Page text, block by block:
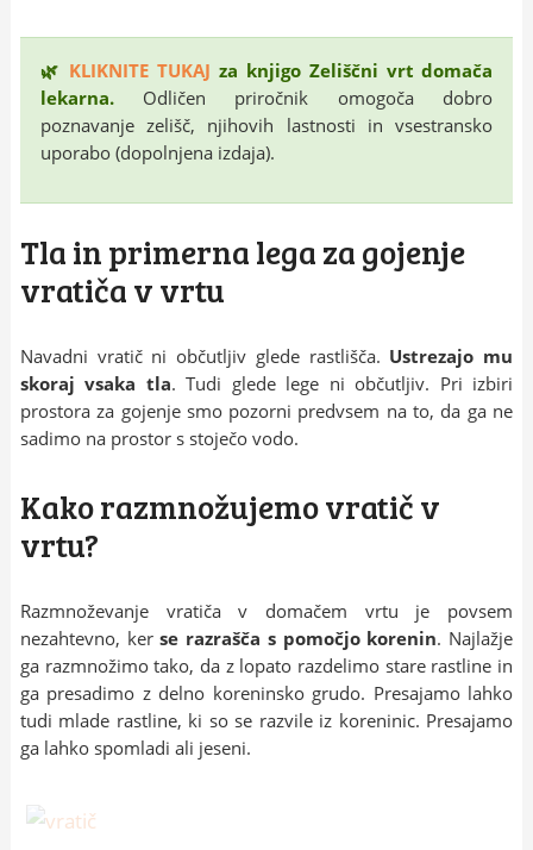
🌿 KLIKNITE TUKAJ za knjigo Zeliščni vrt domača
lekarna. Odličen priročnik omogoča dobro
poznavanje zelišč, njihovih lastnosti in vsestransko
uporabo (dopolnjena izdaja).
Tla in primerna lega za gojenje
vratiča v vrtu
Navadni vratič ni občutljiv glede rastlišča. Ustrezajo mu
skoraj vsaka tla. Tudi glede lege ni občutljiv. Pri izbiri
prostora za gojenje smo pozorni predvsem na to, da ga ne
sadimo na prostor s stoječo vodo.
Kako razmnožujemo vratič v
vrtu?
Razmnoževanje vratiča v domačem vrtu je povsem
nezahtevno, kerse razrašča s pomočjo korenin. Najlažje
ga razmnožimo tako, da z lopato razdelimo stare rastline in
ga presadimo z delno koreninsko grudo. Presajamo lahko
tudi mlade rastline, ki so se razvile iz koreninic. Presajamo
ga lahko spomladi ali jeseni.